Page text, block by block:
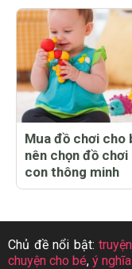
Mua đồ chơi cho
nên chọn đồ chơi
con thông minh
Chủ đề nổi bật:
chuyện cho bé, ý